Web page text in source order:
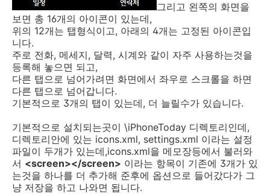
그리고 왼쪽의 화면을
보면 총 16개의 아이콘이 있는데,
위의 12개는 탭형식이고, 아래의 4개는 고정된 아이콘입
니다.
주로 전화, 메세지, 달력, 시계와 같이 자주 사용하는것을
등록해 놓으면 되고,
다른 탭으로 넘어가려면 화면에서 좌우로 스크롤을 하면
다른 탭으로 넘어갑니다.
기본적으로 3개의 탭이 있는데, 더 늘릴수가 있습니다.
기본적으로 설치되는곳이 \iPhoneToday 디렉토리인데,
디렉토리안에 있는 icons.xml, settings.xml 이라는 설정
파일이 두개가 있는데,icons.xml을 메모장등에서 불러와
서 <screen></screen> 이라는 항목이 기존에 3개가 있
는것을 하나를 더 추가해 준후에 옵션으로 들어갔다가 그
냥 저장을 하고 나와면 됩니다.